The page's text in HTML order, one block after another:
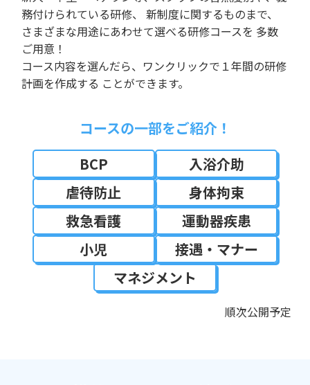
務付けられている研修、
新制度に関するものまで、
さまざまな用途にあわせて選べる研修コースを 多数
ご用意！
コース内容を選んだら、ワンクリックで１年間の研修
計画を作成する ことができます。
コースの一部をご紹介！
BCP
入浴介助
虐待防止
身体拘束
救急看護
運動器疾患
小児
接遇・マナー
マネジメント
順次公開予定